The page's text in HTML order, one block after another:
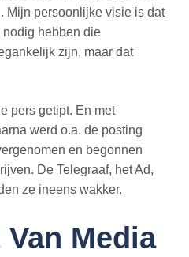
Mijn persoonlijke visie is dat
hebben die
zijn, maar dat
pers getipt. En met
werd o.a. de posting
en begonnen
De Telegraaf, het Ad,
ze ineens wakker.
Media